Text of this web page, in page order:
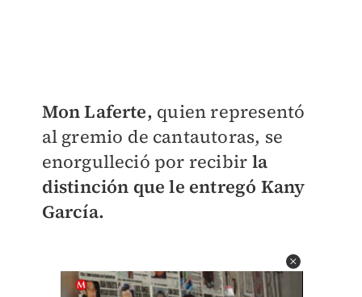
Mon Laferte, quien representó
al gremio de cantautoras, se
enorgulleció por recibir la
distinción que le entregó Kany
García.